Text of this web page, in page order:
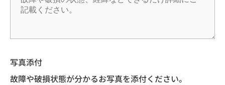
写真添付
故障や破損状態が分かるお写真を添付ください。